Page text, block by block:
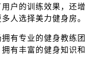
户的训练效果，还增
人选择美力健身房。
有专业的健身教练团
有丰富的健身知识和